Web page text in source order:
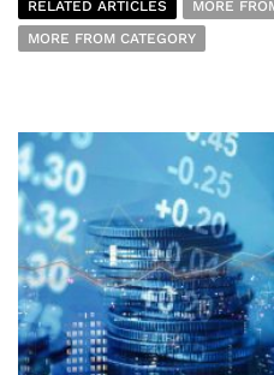
RELATED ARTICLES
MORE
MORE FROM CATEGORY